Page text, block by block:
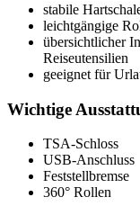
stabile
leichtgängige
übersichtlicher
Reiseutensilien
geeignet für
Wichtige
TSA-Schloss
USB-Anschluss
Feststellbremse
360° Rollen